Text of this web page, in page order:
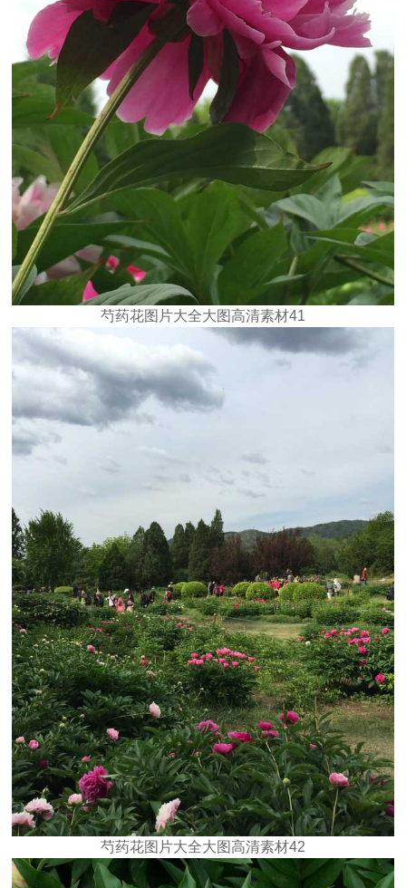
芍药花图片大全大图高清素材41
芍药花图片大全大图高清素材42